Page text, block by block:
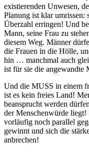
existierenden Unwesen,
Planung ist klar umrissen:
Überzahl erringen! Und
Mann, seine Frau zu
diesem Weg. Männer
die Frauen in die Hölle,
hin … manchmal auch
ist für sie die angewandte
Und die MUSS in einem
ist es kein freies Land!
beansprucht werden
der Menschenwürde liegt!
vorläufig noch parallel
gewinnt und sich die
anbrechen!